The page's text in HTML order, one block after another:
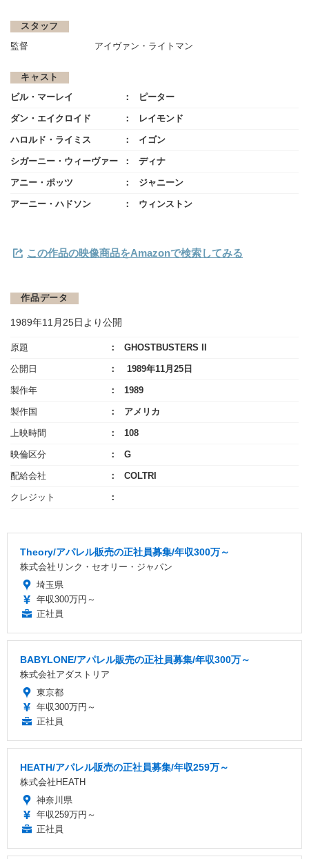
スタッフ
監督 アイヴァン・ライトマン
キャスト
ビル・マーレイ ピーター
ダン・エイクロイド レイモンド
ハロルド・ライミス イゴン
シガーニー・ウィーヴァー ディナ
アニー・ポッツ ジャニーン
アーニー・ハドソン ウィンストン
この作品の映像商品をAmazonで検索してみる
作品データ
1989年11月25日より公開
原題 GHOSTBUSTERS II
公開日 1989年11月25日
製作年 1989
製作国 アメリカ
上映時間 108
映倫区分 G
配給会社 COLTRI
クレジット
Theory/アパレル販売の正社員募集/年収300万～
株式会社リンク・セオリー・ジャパン
埼玉県
年収300万円～
正社員
BABYLONE/アパレル販売の正社員募集/年収300万～
株式会社アダストリア
東京都
年収300万円～
正社員
HEATH/アパレル販売の正社員募集/年収259万～
株式会社HEATH
神奈川県
年収259万円～
正社員